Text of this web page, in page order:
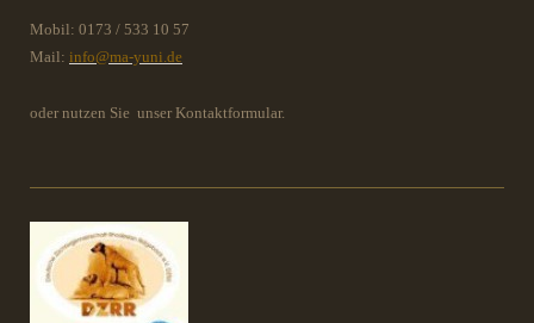
Mobil: 0173 / 533 10 57
Mail: info@ma-yuni.de
oder nutzen Sie unser Kontaktformular.